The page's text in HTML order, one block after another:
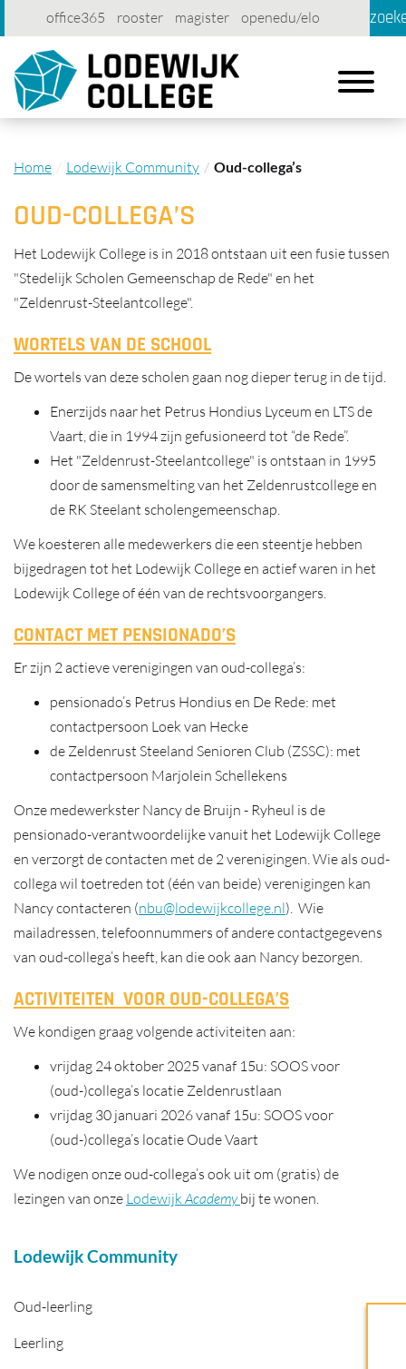
office365 rooster magister
openedu/elo
account
contact printen
Toggle
Lodewijk Community
Oud-leerling
Leerling
Home Lodewijk Community Oud-collega’s
OUD-COLLEGA’S
Het Lodewijk College is in 2018 ontstaan uit een fusie tussen
"Stedelijk Scholen Gemeenschap de Rede" en het
"Zeldenrust-Steelantcollege".
WORTELS VAN DE SCHOOL
De wortels van deze scholen gaan nog dieper terug in de tijd.
Enerzijds naar het Petrus Hondius Lyceum en LTS de
Vaart, die in 1994 zijn gefusioneerd tot “de Rede”.
Het "Zeldenrust-Steelantcollege" is ontstaan in 1995
door de samensmelting van het Zeldenrustcollege en
de RK Steelant scholengemeenschap.
We koesteren alle medewerkers die een steentje hebben
bijgedragen tot het Lodewijk College en actief waren in het
Lodewijk College of één van de rechtsvoorgangers.
CONTACT MET PENSIONADO’S
Er zijn 2 actieve verenigingen van oud-collega’s:
pensionado’s Petrus Hondius en De Rede: met
contactpersoon Loek van Hecke
de Zeldenrust Steeland Senioren Club (ZSSC): met
contactpersoon Marjolein Schellekens
Onze medewerkster Nancy de Bruijn - Ryheul is de
pensionado-verantwoordelijke vanuit het Lodewijk College
en verzorgt de contacten met de 2 verenigingen. Wie als oud-
collega wil toetreden tot (één van beide) verenigingen kan
Nancy contacteren (nbu@lodewijkcollege.nl). Wie
mailadressen, telefoonnummers of andere contactgegevens
van oud-collega’s heeft, kan die ook aan Nancy bezorgen.
ACTIVITEITEN VOOR OUD-COLLEGA’S
We kondigen graag volgende activiteiten aan:
vrijdag 24 oktober 2025 vanaf 15u: SOOS voor
(oud-)collega’s locatie Zeldenrustlaan
vrijdag 30 januari 2026 vanaf 15u: SOOS voor
(oud-)collega’s locatie Oude Vaart
We nodigen onze oud-collega’s ook uit om (gratis) de
lezingen van onze LodewijkAcademybij te wonen.